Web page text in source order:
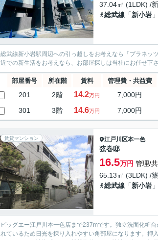
37.04㎡ (1LDK) /
総武線 「新小岩
総武線新小岩駅周辺への引っ越しをお考えなら「プラネッ
近での新生活をお考えなら、お部屋探しは当社にお任せ下
部屋番号 所在階 賃料 管理費・共益費
201 2階 14.2万円 7,000円
301 3階 14.6万円 7,000円
賃貸マンション 江戸川区本一色
弦巻邸
16.5万円 管理/
65.13㎡ (3LDK) /
総武線 「新小岩
ビッグエー江戸川本一色店まで237mです。独立洗面化粧
れているため日光を採り入れやすい角部屋になります。押